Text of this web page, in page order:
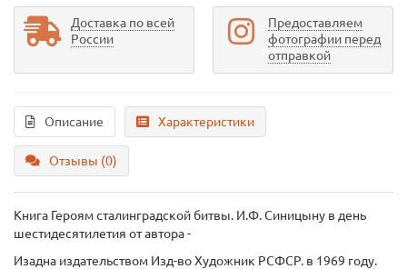
Доставка по всей
России
Предоставляем
фотографии перед
отправкой
Описание Характеристики
Отзывы (0)
Книга Героям сталинградской битвы. И.Ф. Синицыну в день
шестидесятилетия от автора -
Изадна издательством Изд-во Художник РСФСР. в 1969 году.